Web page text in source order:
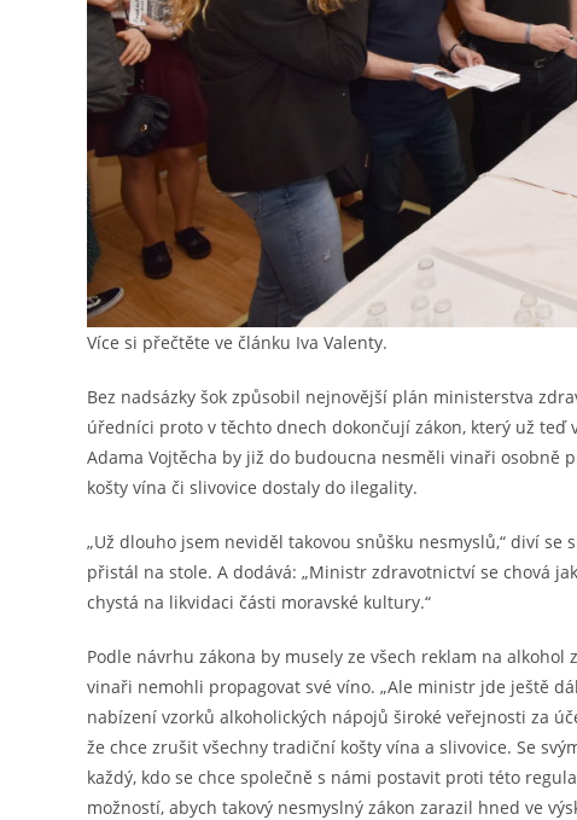
Více si přečtěte ve článku Iva Valenty.
Bez nadsázky šok způsobil nejnovější plán ministerstva
úředníci proto v těchto dnech dokončují zákon, který už
Adama Vojtěcha by již do budoucna nesměli vinaři osobně
košty vína či slivovice dostaly do ilegality.
„Už dlouho jsem neviděl takovou snůšku nesmyslů,“ diví
přistál na stole. A dodává: „Ministr zdravotnictví se chová
chystá na likvidaci části moravské kultury.“
Podle návrhu zákona by musely ze všech reklam na
vinaři nemohli propagovat své víno. „Ale ministr jde ještě
nabízení vzorků alkoholických nápojů široké veřejnosti za
že chce zrušit všechny tradiční košty vína a slivovice. Se
každý, kdo se chce společně s námi postavit proti této
možností, abych takový nesmyslný zákon zarazil hned ve